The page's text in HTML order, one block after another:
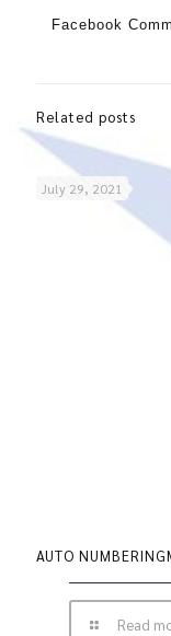
Facebook
Related posts
July 29, 2021
AUTO
Read